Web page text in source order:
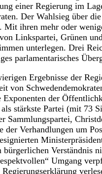
einer Regierung im
Der Wahlsieg über
Mit ihren mehr oder
Linkspartei, Grünen
unterlegen. Drei
parlamentarisches
Ergebnisse der
von
der
stärkste Partei (mit 73
Sammlungspartei,
Verhandlungen um
Verständnis
Umgang